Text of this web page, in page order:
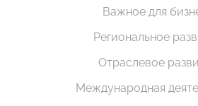
Важное для
Региональное
Отраслевое
Международная